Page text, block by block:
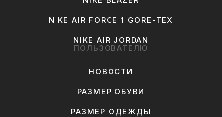
NIKE AIR FORCE 1 GORE-TEX
NIKE AIR JORDAN
ПОЛЬЗОВАТЕЛЮ
НОВОСТИ
РАЗМЕР ОБУВИ
РАЗМЕР ОДЕЖДЫ